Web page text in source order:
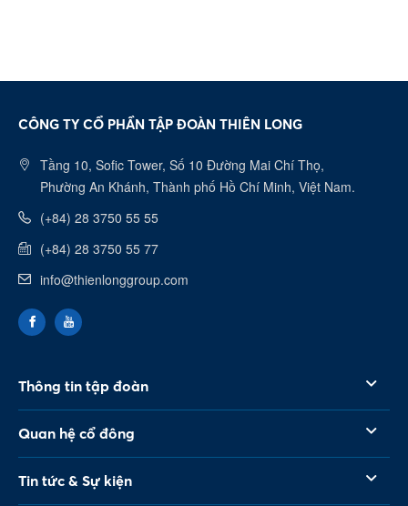
CÔNG TY CỔ PHẦN TẬP ĐOÀN THIÊN LONG
Tầng 10, Sofic Tower, Số 10 Đường Mai Chí Thọ,
Phường An Khánh, Thành phố Hồ Chí Minh, Việt Nam.
(+84) 28 3750 55 55
(+84) 28 3750 55 77
info@thienlonggroup.com
Thông tin tập đoàn
Quan hệ cổ đông
Tin tức & Sự kiện